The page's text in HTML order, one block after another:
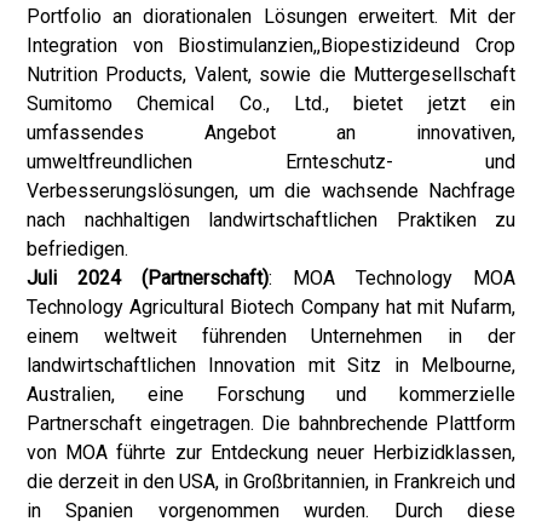
Portfolio an diorationalen Lösungen erweitert. Mit der
Integration von Biostimulanzien,,Biopestizideund Crop
Nutrition Products, Valent, sowie die Muttergesellschaft
Sumitomo Chemical Co., Ltd., bietet jetzt ein
umfassendes Angebot an innovativen,
umweltfreundlichen Ernteschutz- und
Verbesserungslösungen, um die wachsende Nachfrage
nach nachhaltigen landwirtschaftlichen Praktiken zu
befriedigen.
Juli 2024 (Partnerschaft): MOA Technology MOA
Technology Agricultural Biotech Company hat mit Nufarm,
einem weltweit führenden Unternehmen in der
landwirtschaftlichen Innovation mit Sitz in Melbourne,
Australien, eine Forschung und kommerzielle
Partnerschaft eingetragen. Die bahnbrechende Plattform
von MOA führte zur Entdeckung neuer Herbizidklassen,
die derzeit in den USA, in Großbritannien, in Frankreich und
in Spanien vorgenommen wurden. Durch diese